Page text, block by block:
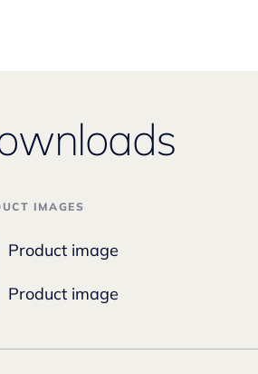
IMAGES
Product image
Product image